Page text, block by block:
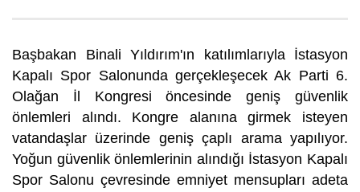
Başbakan Binali Yıldırım'ın katılımlarıyla İstasyon
Kapalı Spor Salonunda gerçekleşecek Ak Parti 6.
Olağan İl Kongresi öncesinde geniş güvenlik
önlemleri alındı. Kongre alanına girmek isteyen
vatandaşlar üzerinde geniş çaplı arama yapılıyor.
Yoğun güvenlik önlemlerinin alındığı İstasyon Kapalı
Spor Salonu çevresinde emniyet mensupları adeta